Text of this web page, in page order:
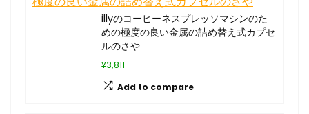
illyのコーヒーネスプレッソマシンのた
めの極度の良い金属の詰め替え式カプセ
ルのさや
¥3,811
Add to compare